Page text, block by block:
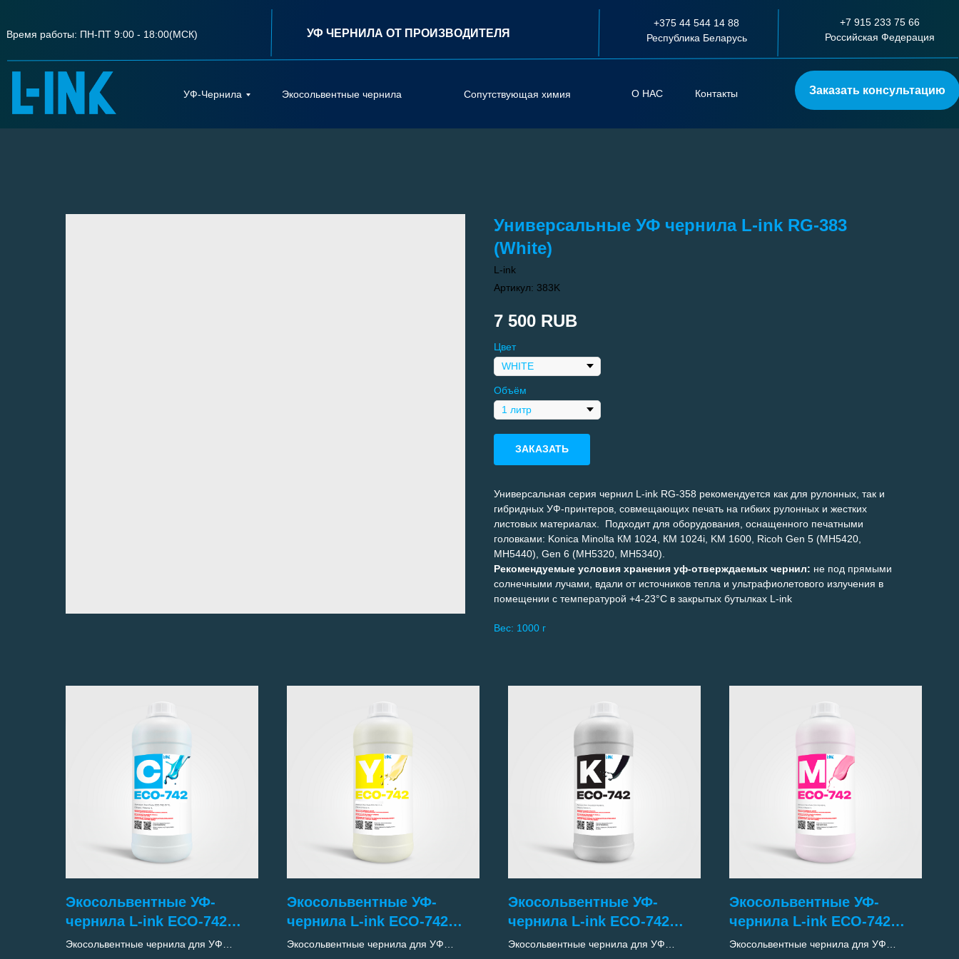
Заказать консультацию
УФ-Чернила Экосольвентные чернила Сопутствующая химия О НАС Контакты
+7 915 233 75 66
Российская Федерация
+375 44 544 14 88
Республика Беларусь
Время работы: ПН-ПТ 9:00 - 18:00(МСК) УФ ЧЕРНИЛА ОТ ПРОИЗВОДИТЕЛЯ
Универсальные УФ чернила L-ink RG-383
(White)
L-ink
Артикул: 383K
7 500 RUB
Цвет
Объём
ЗАКАЗАТЬ
Универсальная серия чернил L-ink RG-358 рекомендуется как для рулонных, так и
гибридных УФ-принтеров, совмещающих печать на гибких рулонных и жестких
листовых материалах. Подходит для оборудования, оснащенного печатными
головками: Konica Minolta КМ 1024, КМ 1024i, KM 1600, Ricoh Gen 5 (MH5420,
MH5440), Gen 6 (MH5320, MH5340).
Рекомендуемые условия хранения уф-отверждаемых чернил: не под прямыми
солнечными лучами, вдали от источников тепла и ультрафиолетового излучения в
помещении с температурой +4-23°C в закрытых бутылках L-ink
Вес: 1000 г
Экосольвентные УФ-
чернила L-ink ECO-742
(Сyan)
Экосольвентные чернила для УФ
Экосольвентные УФ-
чернила L-ink ECO-742
(YELLOW)
Экосольвентные чернила для УФ
Экосольвентные УФ-
чернила L-ink ECO-742
(KEY/BLACK)
Экосольвентные чернила для УФ
Экосольвентные УФ-
чернила L-ink ECO-742
(Magenta)
Экосольвентные чернила для УФ